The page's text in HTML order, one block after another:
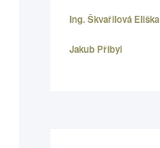
Ing. Škvařilová Eliška
Jakub Přibyl